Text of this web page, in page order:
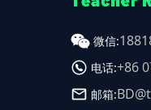
微信:
电话:+86
邮箱: